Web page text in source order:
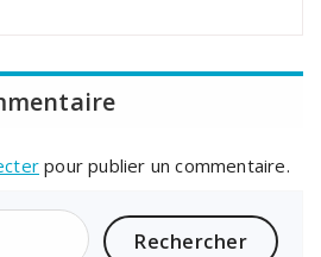
pour publier un commentaire.